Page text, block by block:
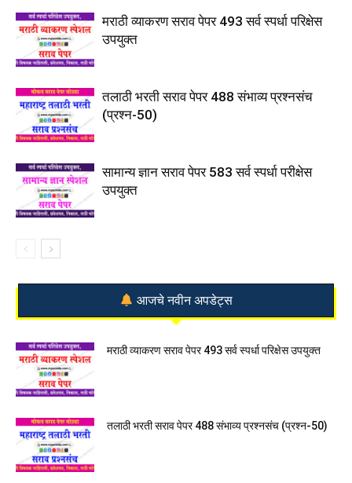
मराठी व्याकरण सराव पेपर 493 सर्व स्पर्धा परिक्षेस
उपयुक्त
तलाठी भरती सराव पेपर 488 संभाव्य प्रश्नसंच
(प्रश्न-50)
सामान्य ज्ञान सराव पेपर 583 सर्व स्पर्धा परीक्षेस
उपयुक्त
आजचे नवीन अपडेट्स
मराठी व्याकरण सराव पेपर 493 सर्व स्पर्धा परिक्षेस उपयुक्त
तलाठी भरती सराव पेपर 488 संभाव्य प्रश्नसंच (प्रश्न-50)